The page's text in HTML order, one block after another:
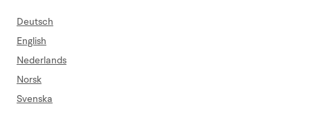
Deutsch
English
Nederlands
Norsk
Svenska